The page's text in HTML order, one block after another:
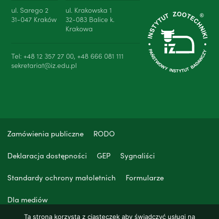
ul. Sarego 2
31-047 Kraków
ul. Krakowska 1
32-083 Balice k.
Krakowa
Tel: +48 12 357 27 00, +48 666 081 111
sekretariat@iz.edu.pl
Zamówienia publiczne RODO
Deklaracja dostępności GEP Sygnaliści
Standardy ochrony małoletnich Formularze
Dla mediów
Ta strona korzysta z ciasteczek aby świadczyć usługi na